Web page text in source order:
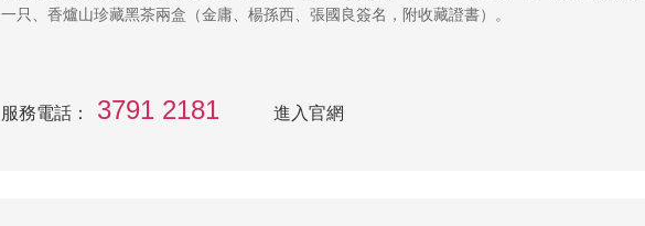
一只、香爐山珍藏黑茶兩盒（金庸、楊孫西、張國良簽名，附收藏證書）。
服務電話： 3791 2181 進入官網